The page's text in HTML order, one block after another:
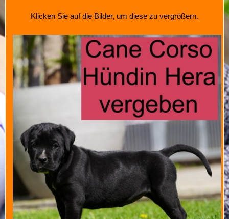
Klicken Sie auf die Bilder, um diese zu vergrößern.